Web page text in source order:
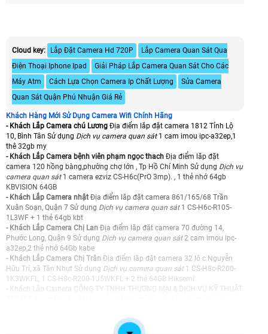
Cloud key: Lắp Đặt Camera Hd 720P
Lắp Camera Quan Sát Qua
Điện Thoại Iphone Ipad
Giải Pháp Lắp Camera Quan Sát Cho Các
Máy Atm
Cách Lựa Chọn Camera Ip Chất Lượng
Sửa Camera
Quan Sát Quận Phú Nhuận Giá Rẻ
Khách Hàng Mới Sử Dụng Camera Wifi Chính Hãng
- Khách Lắp Camera chú Lương Địa điểm lăp đặt camera 1812 Tỉnh Lộ
10, Bình Tân Sử dụng Dịch vụ camera quan sát 1 cam imou ipc-a32ep,1
thê 32gb my
- Khách Lắp Camera bệnh viên phạm ngọc thach Địa điểm lăp đặt
camera 120 hồng bàng,phường chợ lớn , Tp Hồ Chí Minh Sử dụng Dịch vụ
camera quan sát 1 camera ezviz CS-H6c(PrO 3mp). , 1 thẻ nhớ 64gb
KBVISION 64GB
- Khách Lắp Camera nhật Địa điểm lăp đặt camera 861/165/68 Trần
Xuân Soạn, Quận 7 Sử dụng Dịch vụ camera quan sát 1 CS-H6c-R105-
1L3WF + 1 thẻ 64gb kbt
- Khách Lắp Camera Chị Lan Địa điểm lăp đặt camera 70 đường 14,
Phước Long, Quận 9 Sử dụng Dịch vụ camera quan sát2 cam imou ipc-
a32ep,2 thẻ nhớ 64Gb kabe
- Khách Lắp Camera Chị Trân Địa điểm lăp đặt camera 32 lô c Nguyễn
Hữu Trí, xã Tân Nhựt Sử dụng Dịch vụ camera quan sát 1 CS-H8c-R200-
1K3WKFL, 1 CS-H8c-R200-1J5WKFL + 2 thẻ 64GB Hiksemi
- Khách Lắp Camera nhà báoThanh Hải
Địa điểm lăp đặt camera 14/8